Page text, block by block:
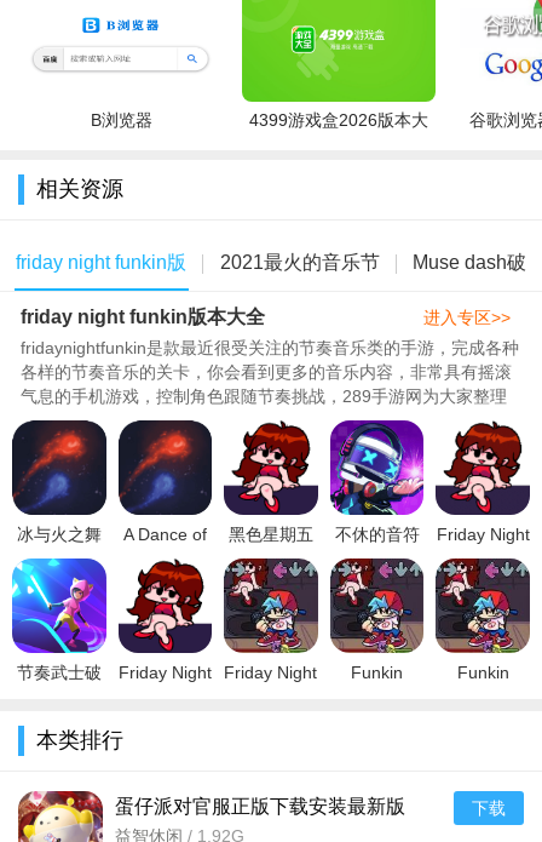
3、PK对战，实时比拼更刺激，更有丰厚对战奖励等你来拿;
4、每日任务玩不停，还有诱人的任务奖励;
5、钻石货币系统全线上架，多元消费爽歪歪。
1. 游戏内连击数是必不可少的，连击数高了，分数也就高
2. 看到前方有音符出现，一定要及时点击屏幕 改变小球的位
置，才能获得“完美”。
(触碰音符的时间要掌握好，毕竟有的时候是完美，有的时候
是一般，优秀等，这个设定有点类似于劲舞团。)
3. 看到小条纹，一定要及时点击(或提前点击)，避免触碰到小
条纹，不然会扣分哦~
4. 看到这个，要吃掉它，可以让你在一段时间内，不受小条
纹的干扰，保护你的安全。
B浏览器
4399游戏盒2026版本大
谷歌浏览
相关资源
friday night funkin版
本大全
2021最火的音乐节 Muse dash破
解版
friday night funkin版本大全
fridaynightfunkin是款最近很受关注的节奏音乐类的手游，完成各种
各样的节奏音乐的关卡，你会看到更多的音乐内容，非常具有摇滚
气息的手机游戏，控制角色跟随节奏挑战，289手游网为大家整理
了fridaynightfunkin的各种版本，感兴趣的小伙伴快来下载体验
吧！..
进入专区>>
冰与火之舞
手机版下载
2022免费中
文安卓版
v1.11.5安卓
版
A Dance of
Fire and Ice
安卓汉化版
v1.12.6安卓
版
黑色星期五
之夜完整版
v2.7安卓版
不休的音符
安卓版v4.10
安卓版
Friday Night
Funkin(黑色
星期五之夜
莫妮卡模组
安卓汉化
版)v1
节奏武士破
破解版
Friday Night
安卓汉化破
Friday Night
Funkin
Funkin
本类排行
蛋仔派对官服正版下载安装最新版
v1.0.263安卓版
益智休闲 / 1.92G
下载